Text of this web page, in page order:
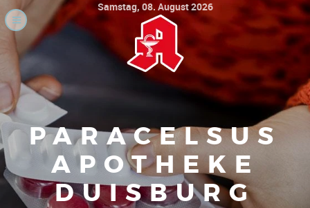
Samstag, 08. August 2026
PARACELSUS
APOTHEKE
DUISBURG